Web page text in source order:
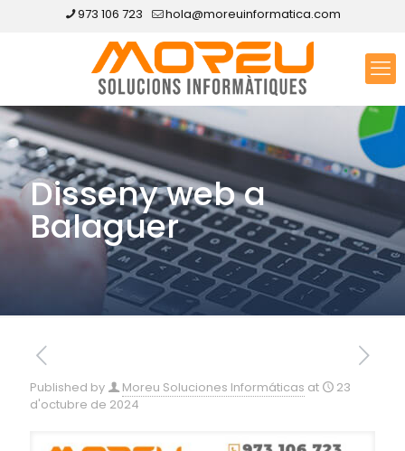
973 106 723 hola@moreuinformatica.com
Disseny web a
Balaguer
Published by Moreu Soluciones Informáticas at
23
d'octubre de 2024